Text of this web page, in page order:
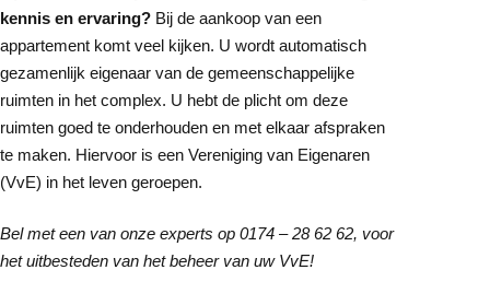
kennis en ervaring? Bij de aankoop van een
appartement komt veel kijken. U wordt automatisch
gezamenlijk eigenaar van de gemeenschappelijke
ruimten in het complex. U hebt de plicht om deze
ruimten goed te onderhouden en met elkaar afspraken
te maken. Hiervoor is een Vereniging van Eigenaren
(VvE) in het leven geroepen.
Bel met een van onze experts op 0174 – 28 62 62, voor
het uitbesteden van het beheer van uw VvE!